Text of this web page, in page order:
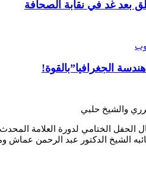
بعد غد في نقابة الصحافة
الجغرافيا”بالقوة!
والشيخ حلبي
الحفل الختامي لدورة العلامة
الشيخ الدكتور عبد الرحمن عماش